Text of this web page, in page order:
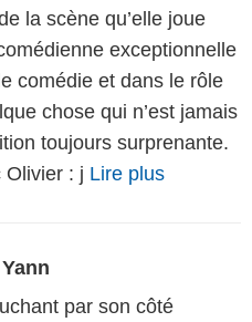
la scène qu’elle joue
exceptionnelle
comédie et dans le rôle
chose qui n’est jamais
toujours surprenante.
Olivier : j Lire plus
par son côté